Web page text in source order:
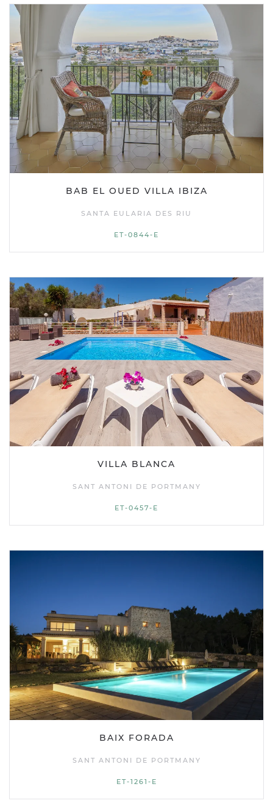
BAB EL OUED VILLA IBIZA
SANTA EULARIA DES RIU
ET-0844-E
VILLA BLANCA
SANT ANTONI DE PORTMANY
ET-0457-E
BAIX FORADA
SANT ANTONI DE PORTMANY
ET-1261-E